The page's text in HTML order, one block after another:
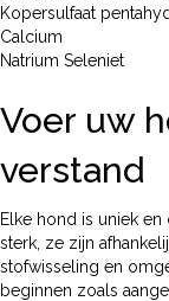
Kopersulfaat
Calcium
Natrium Seleniet
Voer uw
verstand
Elke hond is uniek
sterk, ze zijn
stofwisseling en
beginnen zoals